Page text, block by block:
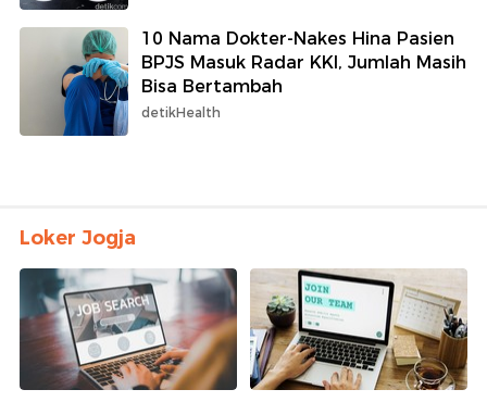
10 Nama Dokter-Nakes Hina Pasien
BPJS Masuk Radar KKI, Jumlah Masih
Bisa Bertambah
detikHealth
Loker Jogja